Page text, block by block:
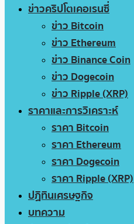
ข่าวคริปโตเคอเรนซี่
ข่าว Bitcoin
ข่าว Ethereum
ข่าว Binance Coin
ข่าว Dogecoin
ข่าว Ripple (XRP)
ราคาและการวิเคราะห์
ราคา Bitcoin
ราคา Ethereum
ราคา Dogecoin
ราคา Ripple (XRP)
ปฏิทินเศรษฐกิจ
บทความ